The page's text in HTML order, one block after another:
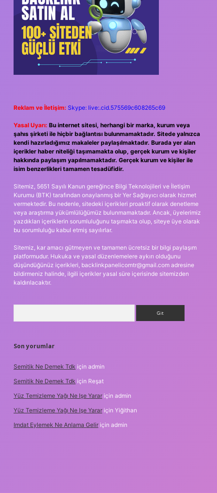
Reklam ve İletişim: Skype: live:.cid.575569c608265c69
Yasal Uyarı: Bu internet sitesi, herhangi bir marka, kurum veya
şahıs şirketi ile hiçbir bağlantısı bulunmamaktadır. Sitede yalnızca
kendi hazırladığımız makaleler paylaşılmaktadır. Burada yer alan
içerikler haber niteliği taşımamakta olup, gerçek kurum ve kişiler
hakkında paylaşım yapılmamaktadır. Gerçek kurum ve kişiler ile
isim benzerlikleri tamamen tesadüfidir.
Sitemiz, 5651 Sayılı Kanun gereğince Bilgi Teknolojileri ve İletişim
Kurumu (BTK) tarafından onaylanmış bir Yer Sağlayıcı olarak hizmet
vermektedir. Bu nedenle, sitedeki içerikleri proaktif olarak denetleme
veya araştırma yükümlülüğümüz bulunmamaktadır. Ancak, üyelerimiz
yazdıkları içeriklerin sorumluluğunu taşımakta olup, siteye üye olarak
bu sorumluluğu kabul etmiş sayılırlar.
Sitemiz, kar amacı gütmeyen ve tamamen ücretsiz bir bilgi paylaşım
platformudur. Hukuka ve yasal düzenlemelere aykırı olduğunu
düşündüğünüz içerikleri, backlinkpanelicomtr@gmail.com adresine
bildirmeniz halinde, ilgili içerikler yasal süre içerisinde sitemizden
kaldırılacaktır.
Son yorumlar
Semitik Ne Demek Tdk için admin
Semitik Ne Demek Tdk için Reşat
Yüz Temizleme Yağı Ne Işe Yarar için admin
Yüz Temizleme Yağı Ne Işe Yarar için Yiğithan
Imdat Eylemek Ne Anlama Gelir için admin